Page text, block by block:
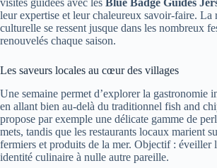
visites guidées avec les Blue Badge Guides
leur expertise et leur chaleureux savoir-faire. La
culturelle se ressent jusque dans les nombreux
renouvelés chaque saison.
Les saveurs locales au cœur des villages
Une semaine permet d’explorer la gastronomie
en allant bien au-delà du traditionnel fish and
propose par exemple une délicate gamme de
mets, tandis que les restaurants locaux marient
fermiers et produits de la mer. Objectif : éveiller
identité culinaire à nulle autre pareille.